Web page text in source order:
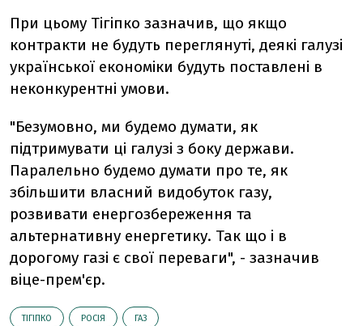
При цьому Тігіпко зазначив, що якщо
контракти не будуть переглянуті, деякі галузі
української економіки будуть поставлені в
неконкурентні умови.
"Безумовно, ми будемо думати, як
підтримувати ці галузі з боку держави.
Паралельно будемо думати про те, як
збільшити власний видобуток газу,
розвивати енергозбереження та
альтернативну енергетику. Так що і в
дорогому газі є свої переваги", - зазначив
віце-прем'єр.
ТІГІПКО РОСІЯ ГАЗ